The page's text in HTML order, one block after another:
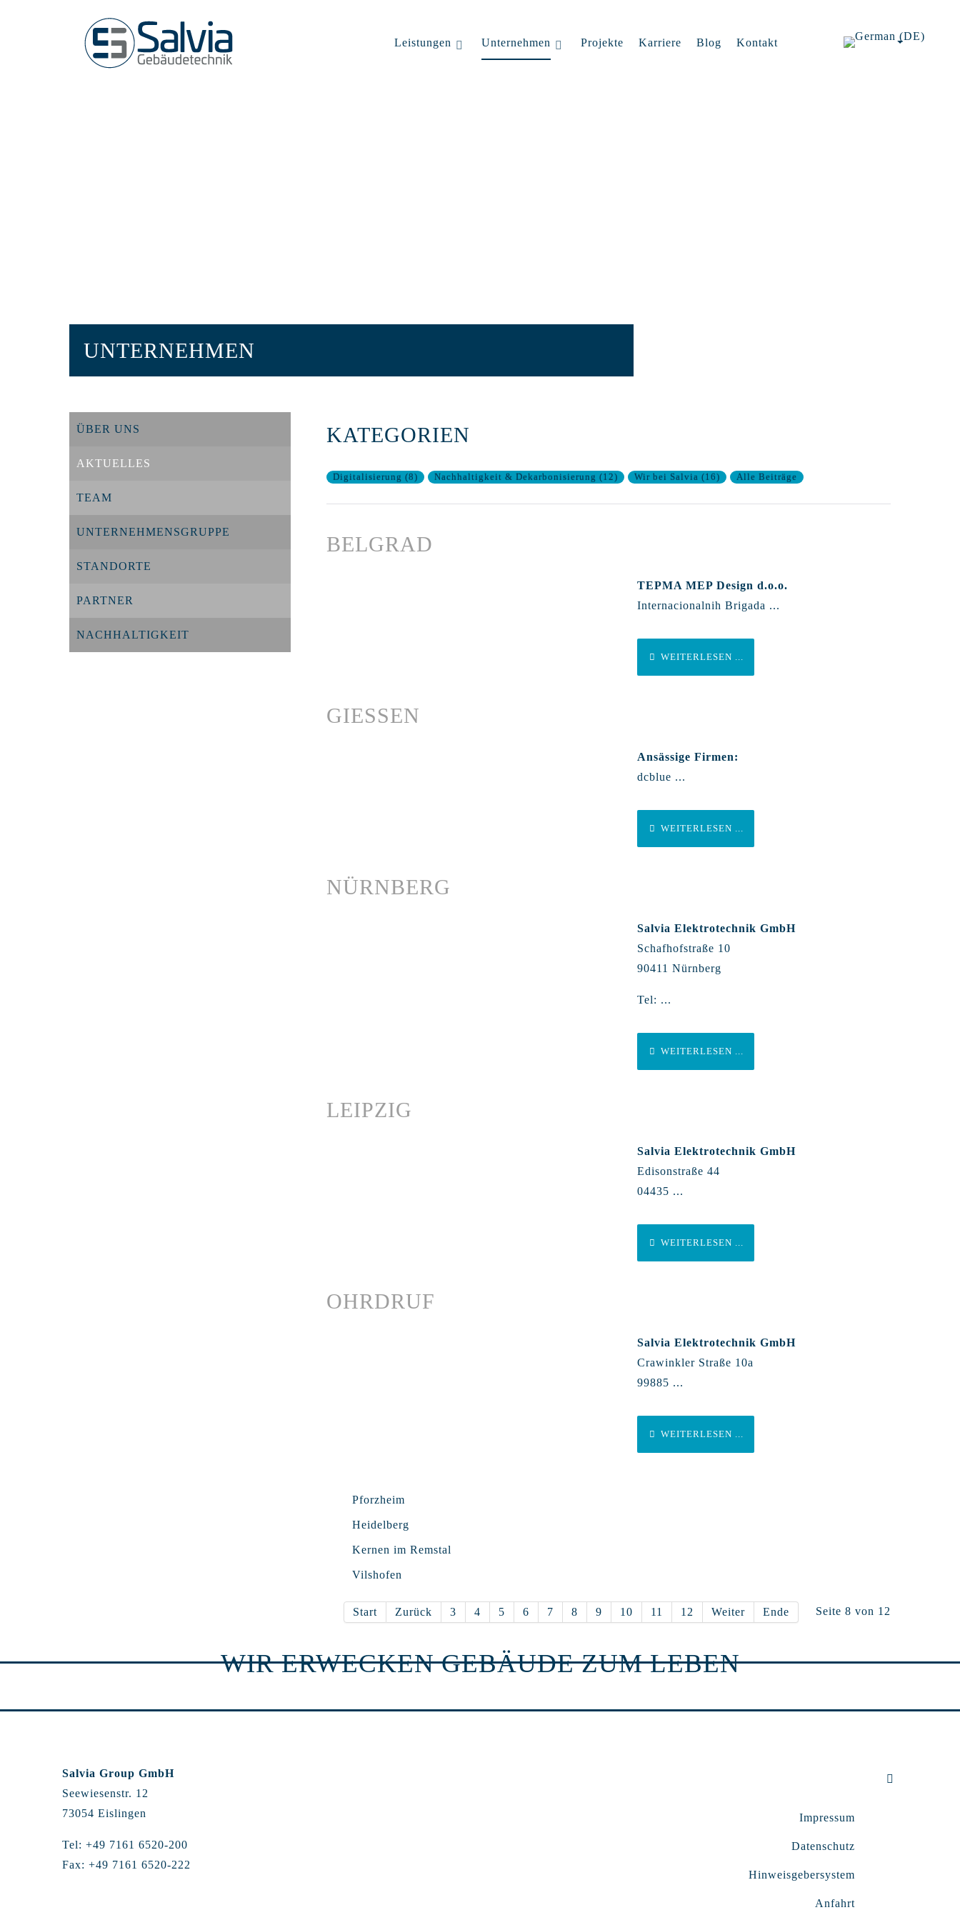
Leistungen Unternehmen Projekte Karriere Blog Kontakt
UNTERNEHMEN
ÜBER UNS
AKTUELLES
TEAM
UNTERNEHMENSGRUPPE
STANDORTE
PARTNER
NACHHALTIGKEIT
KATEGORIEN
Digitalisierung (8) Nachhaltigkeit & Dekarbonisierung (12) Wir bei Salvia (16) Alle Beiträge
BELGRAD
TEPMA MEP Design d.o.o.
Internacionalnih Brigada ...
WEITERLESEN ...
GIESSEN
Ansässige Firmen:
dcblue ...
WEITERLESEN ...
NÜRNBERG
Salvia Elektrotechnik GmbH
Schafhofstraße 10
90411 Nürnberg
Tel: ...
WEITERLESEN ...
LEIPZIG
Salvia Elektrotechnik GmbH
Edisonstraße 44
04435 ...
WEITERLESEN ...
OHRDRUF
Salvia Elektrotechnik GmbH
Crawinkler Straße 10a
99885 ...
WEITERLESEN ...
Pforzheim
Heidelberg
Kernen im Remstal
Vilshofen
Seite 8 von 12
Start Zurück 3 4 5 6 7 8 9 10 11 12 Weiter Ende
WIR ERWECKEN GEBÄUDE ZUM LEBEN
Salvia Group GmbH
Seewiesenstr. 12
73054 Eislingen
Tel: +49 7161 6520-200
Fax: +49 7161 6520-222
Impressum
Datenschutz
Hinweisgebersystem
Anfahrt